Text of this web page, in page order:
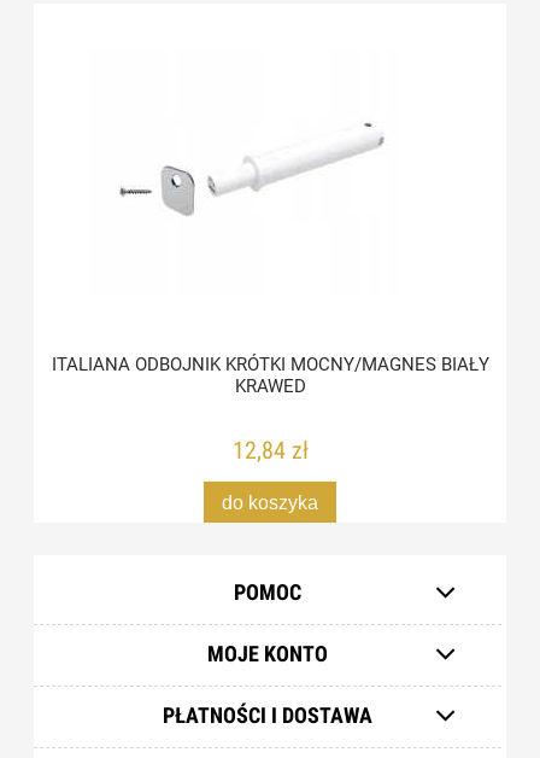
ITALIANA ODBOJNIK KRÓTKI MOCNY/MAGNES BIAŁY
KRAWED
12,84 zł
do koszyka
POMOC
MOJE KONTO
PŁATNOŚCI I DOSTAWA